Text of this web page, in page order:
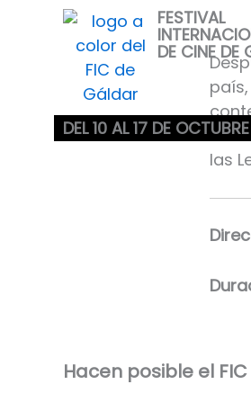
FESTIVAL
DE CINE DE
DEL 10 AL 17 DE
las
Hacen posible el